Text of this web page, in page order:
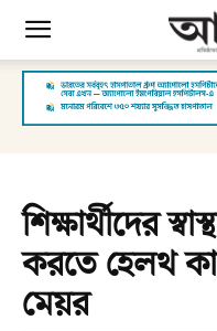
শিক্ষার্থীদের
করতে হেলথ
মেয়র